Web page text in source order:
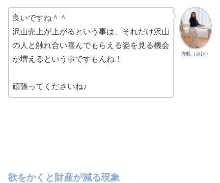
海帆（みほ）
良いですね＾＾
沢山売上が上がるという事は、それだけ沢山
の人と触れ合い喜んでもらえる姿を見る機会
が増えるという事ですもんね！
頑張ってくださいね♪
欲をかくと財産が減る現象